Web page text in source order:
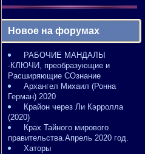
Новое на форумах
РАБОЧИЕ МАНДАЛЫ
-КЛЮЧИ, преобразующие и
Расширяющие СОзнание
Архангел Михаил (Ронна
Герман) 2020
Крайон через Ли Кэрролла
(2020)
Крах Тайного мирового
правительства.Апрель 2020 год.
Хаторы